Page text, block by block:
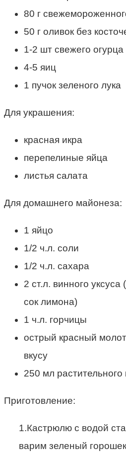
80 г
50 г оливок без
1-2 шт свежего огурца
4-5 яиц
1 пучок зеленого лука
Для украшения:
красная икра
перепелиные яйца
листья салата
Для домашнего майонеза:
1 яйцо
1/2 ч.л. соли
1/2 ч.л. сахара
2 ст.л. винного
сок лимона)
1 ч.л. горчицы
острый красный
вкусу
250 мл растительного
Приготовление:
1.Кастрюлю с водой
варим зеленый